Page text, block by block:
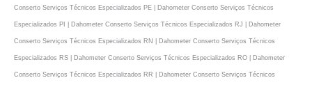
Conserto Serviços Técnicos Especializados PE | Dahometer Conserto Serviços Técnicos
Especializados PI | Dahometer Conserto Serviços Técnicos Especializados RJ | Dahometer
Conserto Serviços Técnicos Especializados RN | Dahometer Conserto Serviços Técnicos
Especializados RS | Dahometer Conserto Serviços Técnicos Especializados RO | Dahometer
Conserto Serviços Técnicos Especializados RR | Dahometer Conserto Serviços Técnicos